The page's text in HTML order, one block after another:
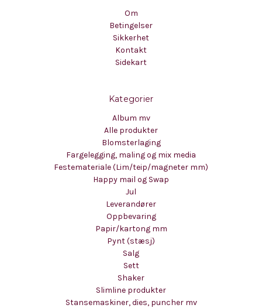
Om
Betingelser
Sikkerhet
Kontakt
Sidekart
Kategorier
Album mv
Alle produkter
Blomsterlaging
Fargelegging, maling og mix media
Festemateriale (Lim/teip/magneter mm)
Happy mail og Swap
Jul
Leverandører
Oppbevaring
Papir/kartong mm
Pynt (stæsj)
Salg
Sett
Shaker
Slimline produkter
Stansemaskiner, dies, puncher mv